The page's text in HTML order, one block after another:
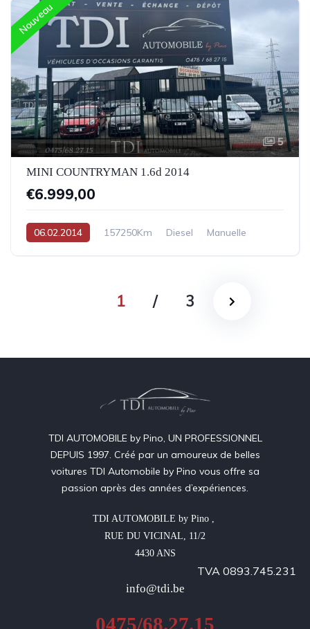
Nouveau
5
MINI COUNTRYMAN 1.6d 2014
€6.999,00
06.02.2014 157250Km Diesel Manuelle
1 / 3
TDI AUTOMOBILE by Pino, UN PROFESSIONNEL
DEPUIS 1997. Créé par un amoureux de belles
voitures TDI Automobile by Pino vous offre sa
passion après des années d’expériences.
TDI AUTOMOBILE by Pino ,
RUE DU VICINAL, 11/2
4430 ANS
TVA 0893.745.231
info@tdi.be
0475/68.27.15